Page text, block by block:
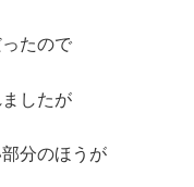
たので
したが
分のほうが